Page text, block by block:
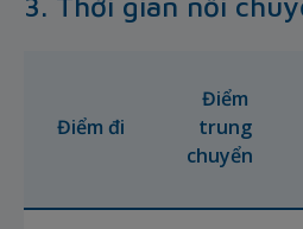
Điểm đi
Điểm
trung
chuyển